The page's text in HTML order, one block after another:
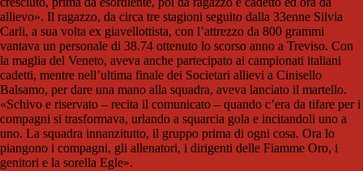
allievo». Il ragazzo, da circa tre stagioni seguito dalla 33enne Silvia
Carli, a sua volta ex giavellottista, con l’attrezzo da 800 grammi
vantava un personale di 38.74 ottenuto lo scorso anno a Treviso. Con
la maglia del Veneto, aveva anche partecipato ai campionati italiani
cadetti, mentre nell’ultima finale dei Societari allievi a Cinisello
Balsamo, per dare una mano alla squadra, aveva lanciato il martello.
«Schivo e riservato – recita il comunicato – quando c’era da tifare per i
compagni si trasformava, urlando a squarcia gola e incitandoli uno a
uno. La squadra innanzitutto, il gruppo prima di ogni cosa. Ora lo
piangono i compagni, gli allenatori, i dirigenti delle Fiamme Oro, i
genitori e la sorella Egle».